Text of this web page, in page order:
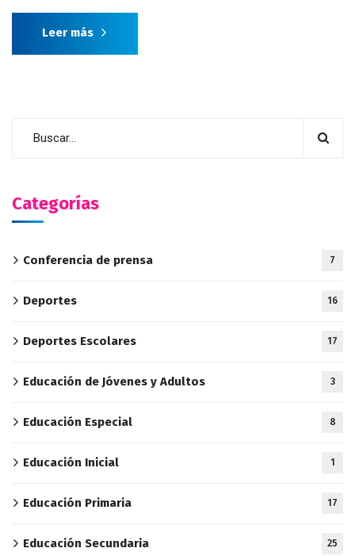
Leer más
Categorías
Conferencia de prensa 7
Deportes 16
Deportes Escolares 17
Educación de Jóvenes y Adultos 3
Educación Especial 8
Educación Inicial 1
Educación Primaria 17
Educación Secundaria 25